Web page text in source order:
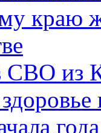
краю
СВО из
года